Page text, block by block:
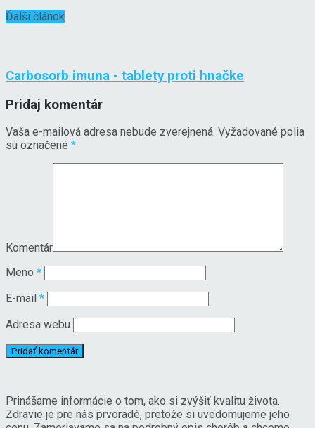
Ďalší článok
Carbosorb imuna - tablety proti hnačke
Pridaj komentár
Vaša e-mailová adresa nebude zverejnená. Vyžadované polia
sú označené *
Komentár
Meno *
E-mail *
Adresa webu
Prinášame informácie o tom, ako si zvýšiť kvalitu života.
Zdravie je pre nás prvoradé, pretože si uvedomujeme jeho